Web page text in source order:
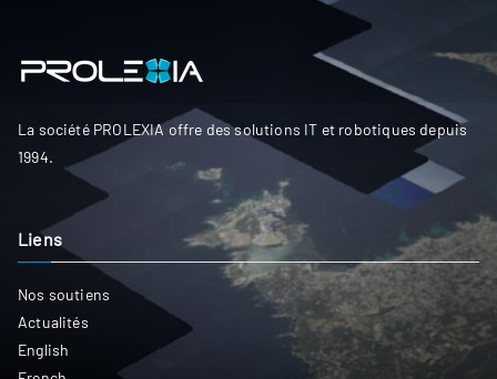
La société PROLEXIA offre des solutions IT et robotiques depuis
1994.
Liens
Nos soutiens
Actualités
English